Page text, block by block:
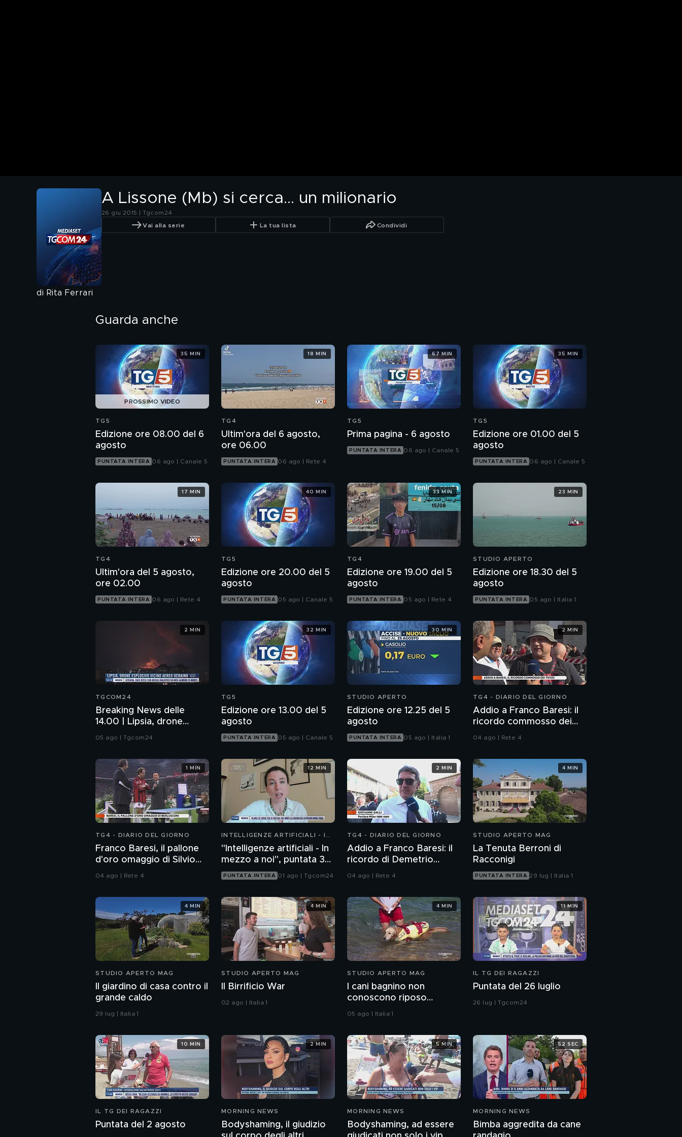
A Lissone (Mb) si cerca... un milionario
26 giu 2015 | Tgcom24
Vai alla serie La tua lista Condividi
di Rita Ferrari
Guarda anche
PROSSIMO VIDEO
TG5
Edizione ore 08.00 del 6
agosto
PUNTATA INTERA 06 ago | Canale 5
35 MIN
TG4
Ultim'ora del 6 agosto,
ore 06.00
PUNTATA INTERA 06 ago | Rete 4
18 MIN
TG5
Prima pagina - 6 agosto
PUNTATA INTERA 06 ago | Canale 5
67 MIN
TG5
Edizione ore 01.00 del 5
agosto
PUNTATA INTERA 06 ago | Canale 5
35 MIN
TG4
Ultim'ora del 5 agosto,
ore 02.00
PUNTATA INTERA 06 ago | Rete 4
17 MIN
TG5
Edizione ore 20.00 del 5
agosto
PUNTATA INTERA 05 ago | Canale 5
40 MIN
TG4
Edizione ore 19.00 del 5
agosto
PUNTATA INTERA 05 ago | Rete 4
33 MIN
STUDIO APERTO
Edizione ore 18.30 del 5
agosto
PUNTATA INTERA 05 ago | Italia 1
23 MIN
TGCOM24
Breaking News delle
14.00 | Lipsia, drone
esplosivo vicino aereo
05 ago | Tgcom24
2 MIN
TG5
Edizione ore 13.00 del 5
agosto
PUNTATA INTERA 05 ago | Canale 5
32 MIN
STUDIO APERTO
Edizione ore 12.25 del 5
agosto
PUNTATA INTERA 05 ago | Italia 1
30 MIN
TG4 - DIARIO DEL GIORNO
Addio a Franco Baresi: il
ricordo commosso dei
04 ago | Rete 4
2 MIN
TG4 - DIARIO DEL GIORNO
Franco Baresi, il pallone
d'oro omaggio di Silvio
Berlusconi
04 ago | Rete 4
1 MIN
INTELLIGENZE ARTIFICIALI - IN
"Intelligenze artificiali - In
mezzo a noi", puntata 36:
chatbot emotivi e minori
PUNTATA INTERA 01 ago | Tgcom24
12 MIN
TG4 - DIARIO DEL GIORNO
Addio a Franco Baresi: il
ricordo di Demetrio
Albertini, Clarence
04 ago | Rete 4
2 MIN
STUDIO APERTO MAG
La Tenuta Berroni di
Racconigi
PUNTATA INTERA 29 lug | Italia 1
4 MIN
STUDIO APERTO MAG
Il giardino di casa contro il
grande caldo
29 lug | Italia 1
4 MIN
STUDIO APERTO MAG
Il Birrificio War
02 ago | Italia 1
4 MIN
STUDIO APERTO MAG
I cani bagnino non
conoscono riposo
d'estate
05 ago | Italia 1
4 MIN
IL TG DEI RAGAZZI
Puntata del 26 luglio
26 lug | Tgcom24
11 MIN
IL TG DEI RAGAZZI
Puntata del 2 agosto
10 MIN
MORNING NEWS
Bodyshaming, il giudizio
2 MIN
MORNING NEWS
Bodyshaming, ad essere
5 MIN
MORNING NEWS
Bimba aggredita da cane
52 SEC